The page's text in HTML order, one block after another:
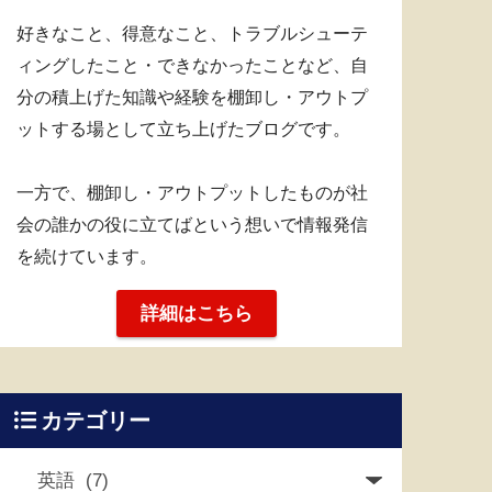
好きなこと、得意なこと、トラブルシューテ
ィングしたこと・できなかったことなど、自
分の積上げた知識や経験を棚卸し・アウトプ
ットする場として立ち上げたブログです。
一方で、棚卸し・アウトプットしたものが社
会の誰かの役に立てばという想いで情報発信
を続けています。
詳細はこちら
カテゴリー